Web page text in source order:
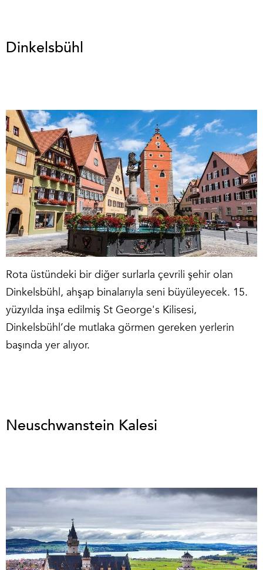
Dinkelsbühl
Rota üstündeki bir diğer surlarla çevrili şehir olan
Dinkelsbühl, ahşap binalarıyla seni büyüleyecek. 15.
yüzyılda inşa edilmiş St George's Kilisesi,
Dinkelsbühl’de mutlaka görmen gereken yerlerin
başında yer alıyor.
Neuschwanstein Kalesi